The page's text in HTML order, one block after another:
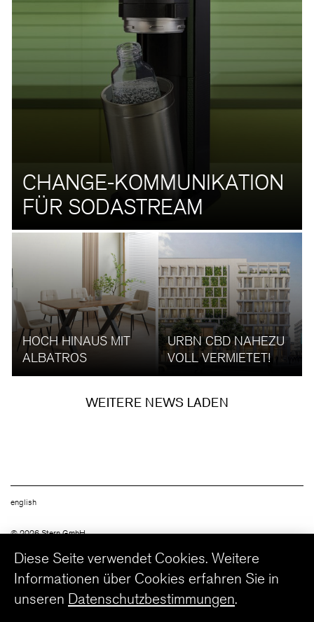
CHANGE-KOMMUNIKATION
FÜR SODASTREAM
HOCH HINAUS MIT
ALBATROS
URBN CBD NAHEZU
VOLL VERMIETET!
WEITERE NEWS LADEN
english
© 2026 Stern GmbH
Diese Seite verwendet Cookies. Weitere
Informationen über Cookies erfahren Sie in
unseren Datenschutzbestimmungen.